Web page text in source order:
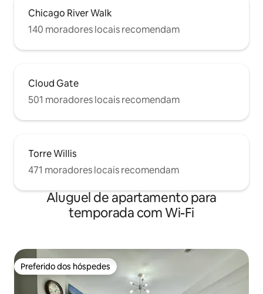
Chicago River Walk
140 moradores locais recomendam
Cloud Gate
501 moradores locais recomendam
Torre Willis
471 moradores locais recomendam
Aluguel de apartamento para
temporada com Wi-Fi
Preferido dos hóspedes
Preferido dos hóspedes